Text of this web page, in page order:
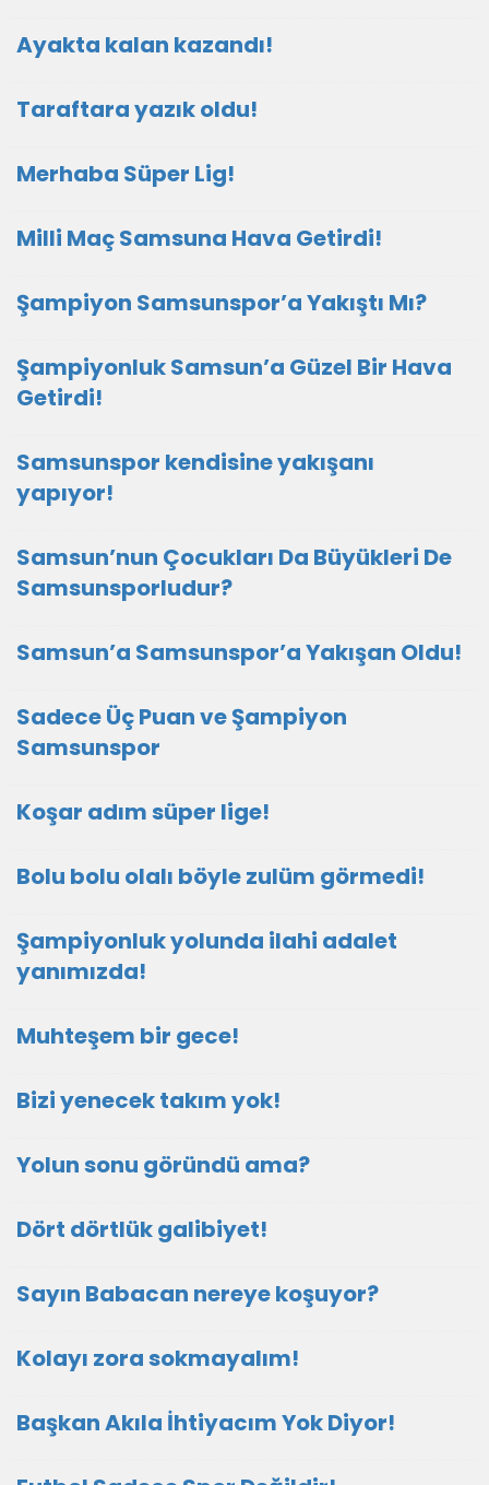
Ayakta kalan kazandı!
Taraftara yazık oldu!
Merhaba Süper Lig!
Milli Maç Samsuna Hava Getirdi!
Şampiyon Samsunspor’a Yakıştı Mı?
Şampiyonluk Samsun’a Güzel Bir Hava
Getirdi!
Samsunspor kendisine yakışanı
yapıyor!
Samsun’nun Çocukları Da Büyükleri De
Samsunsporludur?
Samsun’a Samsunspor’a Yakışan Oldu!
Sadece Üç Puan ve Şampiyon
Samsunspor
Koşar adım süper lige!
Bolu bolu olalı böyle zulüm görmedi!
Şampiyonluk yolunda ilahi adalet
yanımızda!
Muhteşem bir gece!
Bizi yenecek takım yok!
Yolun sonu göründü ama?
Dört dörtlük galibiyet!
Sayın Babacan nereye koşuyor?
Kolayı zora sokmayalım!
Başkan Akıla İhtiyacım Yok Diyor!